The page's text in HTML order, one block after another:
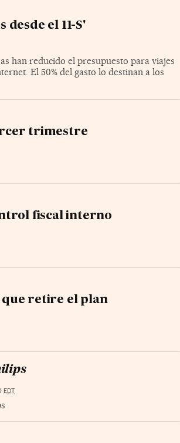
desde el 11-S'
han reducido el presupuesto para viajes
El 50% del gasto lo destinan a los
trimestre
fiscal interno
que retire el plan
EDT